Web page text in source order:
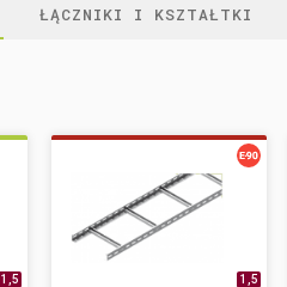
ŁĄCZNIKI I KSZTAŁTKI
1,5 1,5